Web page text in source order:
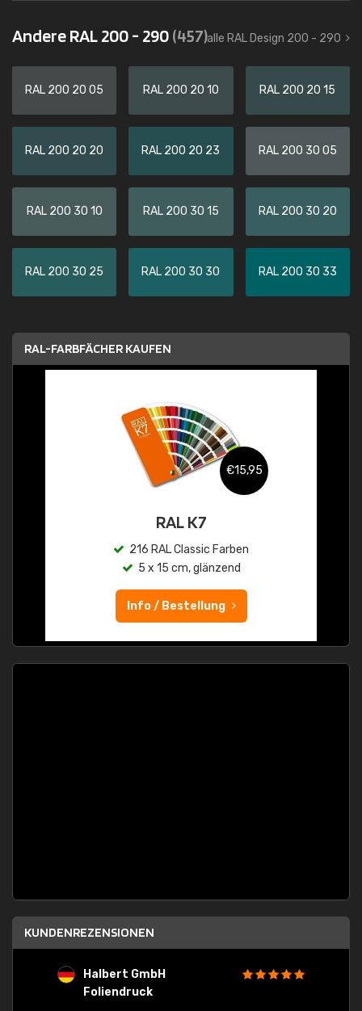
Andere RAL 200 - 290(457)alle RAL Design 200 - 290
RAL 200 20 05 RAL 200 20 10 RAL 200 20 15
RAL 200 20 20 RAL 200 20 23 RAL 200 30 05
RAL 200 30 10 RAL 200 30 15 RAL 200 30 20
RAL 200 30 25 RAL 200 30 30 RAL 200 30 33
RAL-FARBFÄCHER KAUFEN
€15,95
RAL K7
216 RAL Classic Farben
5 x 15 cm, glänzend
Info / Bestellung
KUNDENREZENSIONEN
Halbert GmbH
Foliendruck